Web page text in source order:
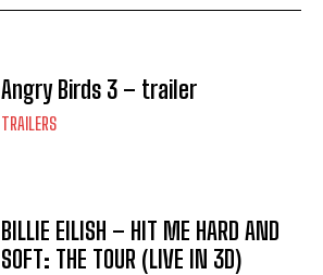
Angry Birds 3 – trailer
TRAILERS
BILLIE EILISH – HIT ME HARD AND
SOFT: THE TOUR (LIVE IN 3D)